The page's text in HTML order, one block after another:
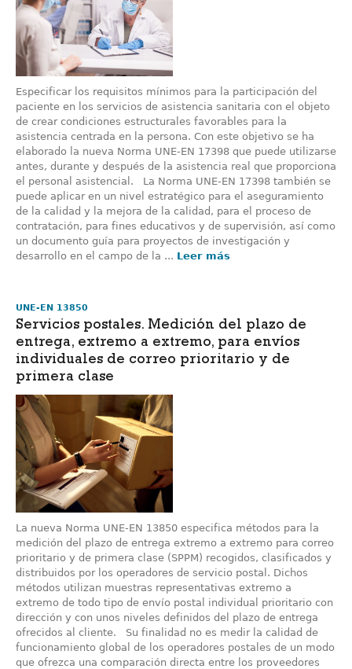
Especificar los requisitos mínimos para la participación del
paciente en los servicios de asistencia sanitaria con el objeto
de crear condiciones estructurales favorables para la
asistencia centrada en la persona. Con este objetivo se ha
elaborado la nueva Norma UNE-EN 17398 que puede utilizarse
antes, durante y después de la asistencia real que proporciona
el personal asistencial. La Norma UNE-EN 17398 también se
puede aplicar en un nivel estratégico para el aseguramiento
de la calidad y la mejora de la calidad, para el proceso de
contratación, para fines educativos y de supervisión, así como
un documento guía para proyectos de investigación y
desarrollo en el campo de la ... Leer más
UNE-EN 13850
Servicios postales. Medición del plazo de
entrega, extremo a extremo, para envíos
individuales de correo prioritario y de
primera clase
La nueva Norma UNE-EN 13850 especifica métodos para la
medición del plazo de entrega extremo a extremo para correo
prioritario y de primera clase (SPPM) recogidos, clasificados y
distribuidos por los operadores de servicio postal. Dichos
métodos utilizan muestras representativas extremo a
extremo de todo tipo de envío postal individual prioritario con
dirección y con unos niveles definidos del plazo de entrega
ofrecidos al cliente. Su finalidad no es medir la calidad de
funcionamiento global de los operadores postales de un modo
que ofrezca una comparación directa entre los proveedores